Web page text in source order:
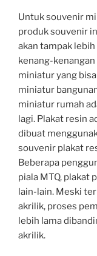
Untuk souvenir
produk souvenir
akan tampak
kenang-
miniatur yang
miniatur
miniatur rumah
lagi. Plakat resin
dibuat
souvenir plakat
Beberapa
piala MTQ, plakat
lain-lain. Meski
akrilik, proses
lebih lama
akrilik.